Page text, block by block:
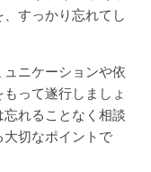
すっかり忘れてし
ニケーションや依
って遂行しましょ
れることなく相談
切なポイントで